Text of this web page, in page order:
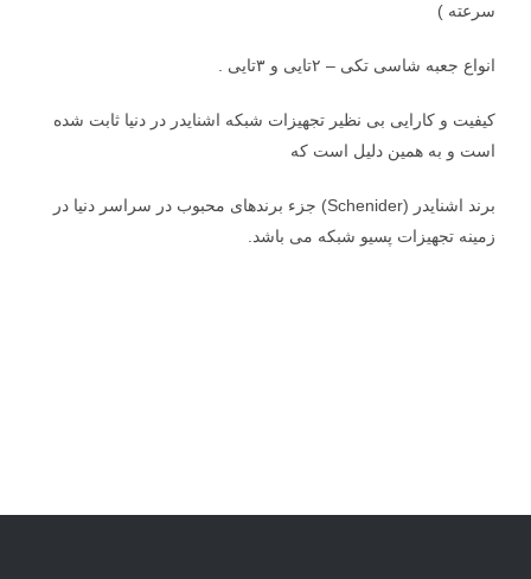
سرعته )
انواع جعبه شاسی تکی – ۲تایی و ۳تایی .
کیفیت و کارایی بی نظیر تجهیزات شبکه اشنایدر در دنیا ثابت شده
است و به همین دلیل است که
برند اشنایدر (Schenider) جزء برندهای محبوب در سراسر دنیا در
زمینه تجهیزات پسیو شبکه می باشد.